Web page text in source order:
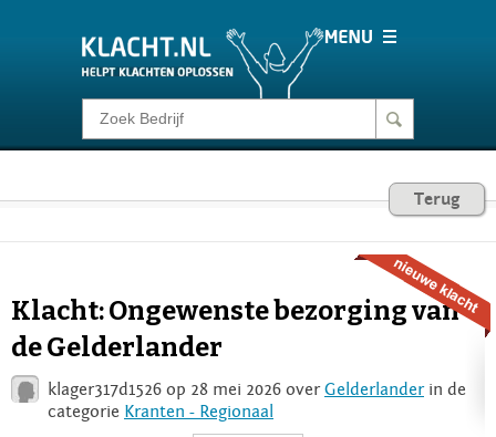
Klacht melden
Consumentenrecht
Voor Bedrijven
Login
Terug
Klacht: Ongewenste bezorging van
de Gelderlander
klager317d1526 op 28 mei 2026 overGelderlanderin de
categorie Kranten - Regionaal